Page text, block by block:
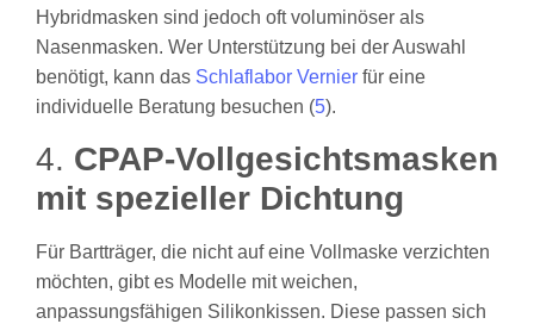
Hybridmasken sind jedoch oft voluminöser als
Nasenmasken. Wer Unterstützung bei der Auswahl
benötigt, kann das Schlaflabor Vernier für eine
individuelle Beratung besuchen (5).
4. CPAP-Vollgesichtsmasken
mit spezieller Dichtung
Für Bartträger, die nicht auf eine Vollmaske verzichten
möchten, gibt es Modelle mit weichen,
anpassungsfähigen Silikonkissen. Diese passen sich